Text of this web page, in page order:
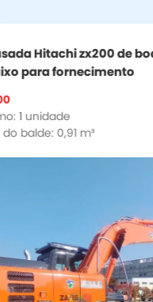
Hitachi zx200 de
para fornecimento
1 unidade
balde: 0,91 m³